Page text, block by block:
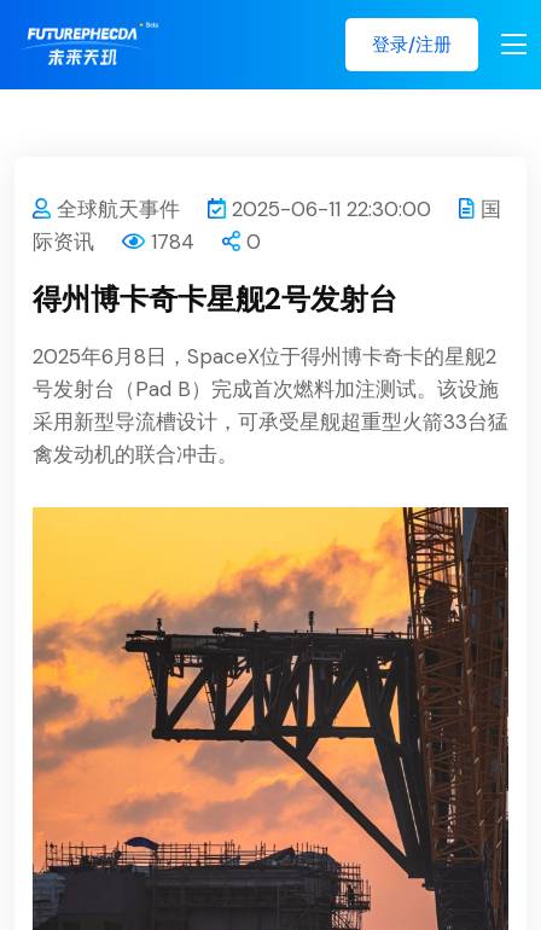
登录/注册
全球航天事件 2025-06-11 22:30:00
国
际资讯
1784 0
得州博卡奇卡星舰2号发射台
2025年6月8日，SpaceX位于得州博卡奇卡的星舰2
号发射台（Pad B）完成首次燃料加注测试。该设施
采用新型导流槽设计，可承受星舰超重型火箭33台猛
禽发动机的联合冲击。